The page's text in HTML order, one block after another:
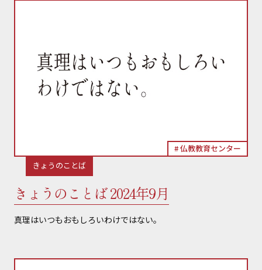
仏教教育センター
きょうのことば
きょうのことば 2024年9月
真理はいつもおもしろいわけではない。